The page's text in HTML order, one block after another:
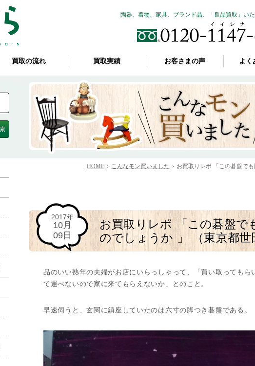
陶器、着物、家具、ブランド品、「良品買取」い
買取の流れ 買取実績 お客さまの声 よく
HOME こんなモン買いました お買取りレポ 「この碁盤で
2017年
10月
09日
お買取りレポ 「この碁盤で
のでしょうか 」 （東京都世
品のいい熟年の夫婦がお店にいらっしゃって、「買い取っても
て運べないので家に来てもらえないか」とのこと。
早速伺うと、玄関に鎮座していたのは六寸の脚つき碁盤である。